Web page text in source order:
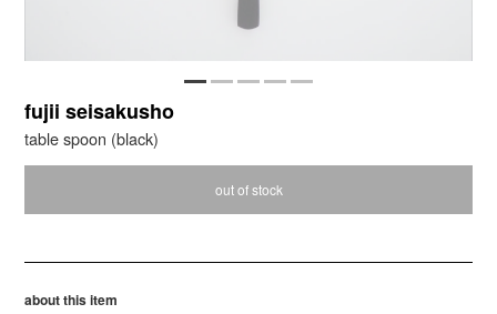
fujii seisakusho
table spoon (black)
out of stock
about this item